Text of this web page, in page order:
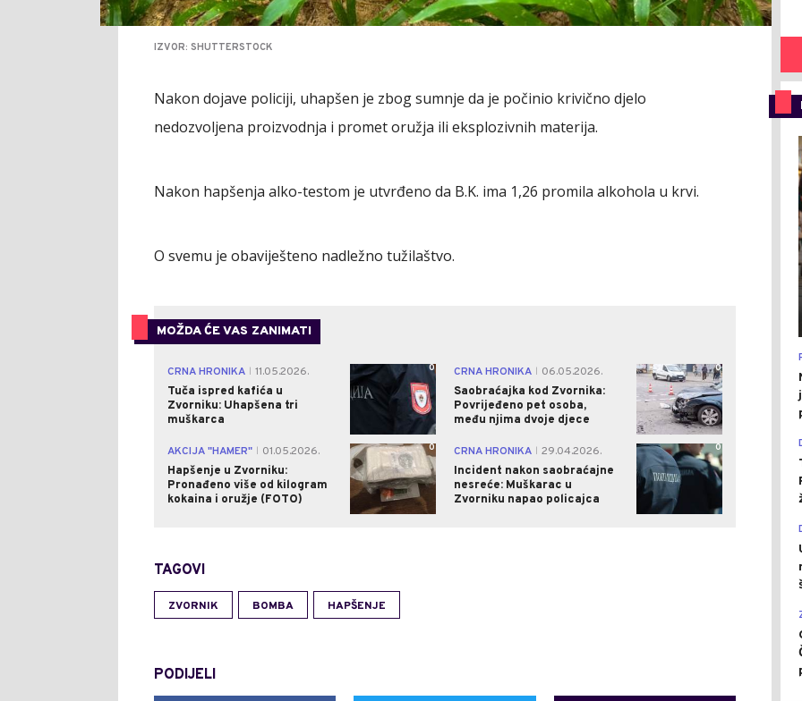
IZVOR: SHUTTERSTOCK
Nakon dojave policiji, uhapšen je zbog sumnje da je počinio krivično djelo
nedozvoljena proizvodnja i promet oružja ili eksplozivnih materija.
Nakon hapšenja alko-testom je utvrđeno da B.K. ima 1,26 promila alkohola u krvi.
O svemu je obaviješteno nadležno tužilaštvo.
MOŽDA ĆE VAS ZANIMATI
CRNA HRONIKA
11.05.2026.
Tuča ispred kafića u
Zvorniku: Uhapšena tri
muškarca
0 CRNA HRONIKA
06.05.2026.
Saobraćajka kod Zvornika:
Povrijeđeno pet osoba,
među njima dvoje djece
0
AKCIJA "HAMER"
01.05.2026.
Hapšenje u Zvorniku:
Pronađeno više od kilogram
kokaina i oružje (FOTO)
0 CRNA HRONIKA
29.04.2026.
Incident nakon saobraćajne
nesreće: Muškarac u
Zvorniku napao policajca
0
TAGOVI
ZVORNIK BOMBA HAPŠENJE
PODIJELI